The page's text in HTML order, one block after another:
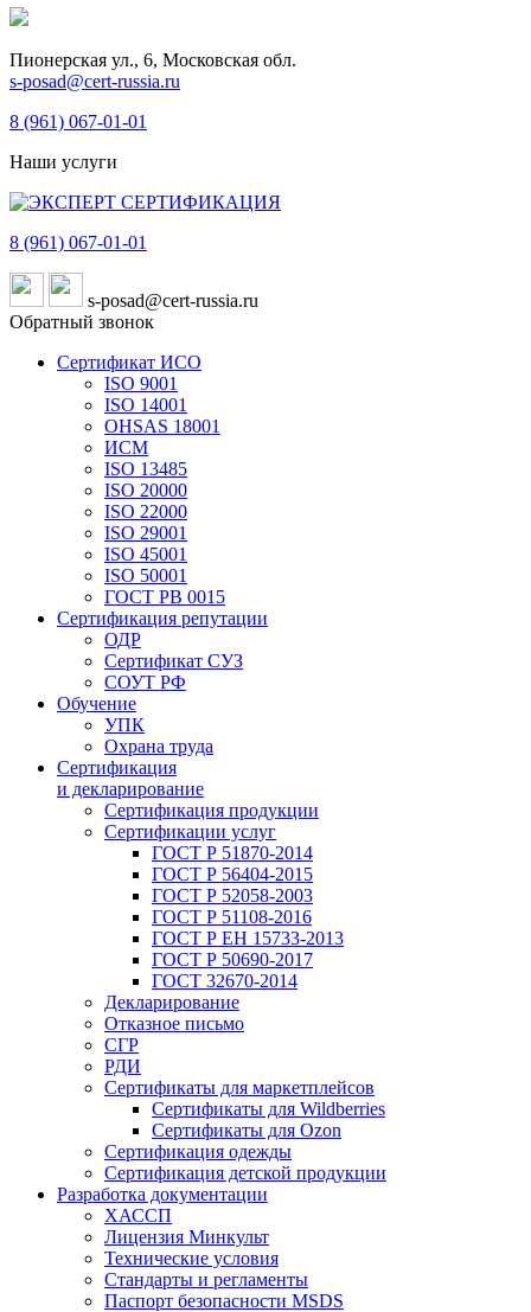
Пионерская ул., 6, Московская обл.
s-posad@cert-russia.ru
8 (961) 067-01-01
Наши услуги
8 (961) 067-01-01
s-posad@cert-russia.ru
Обратный звонок
Сертификат ИСО
ISO 9001
ISO 14001
OHSAS 18001
ИСМ
ISO 13485
ISO 20000
ISO 22000
ISO 29001
ISO 45001
ISO 50001
ГОСТ РВ 0015
Сертификация репутации
ОДР
Сертификат СУЗ
СОУТ РФ
Обучение
УПК
Охрана труда
Сертификация
и декларирование
Сертификация продукции
Сертификации услуг
ГОСТ Р 51870-2014
ГОСТ Р 56404-2015
ГОСТ Р 52058-2003
ГОСТ Р 51108-2016
ГОСТ Р ЕН 15733-2013
ГОСТ Р 50690-2017
ГОСТ 32670-2014
Декларирование
Отказное письмо
СГР
РДИ
Сертификаты для маркетплейсов
Сертификаты для Wildberries
Сертификаты для Ozon
Сертификация одежды
Сертификация детской продукции
Разработка документации
ХАССП
Лицензия Минкульт
Технические условия
Стандарты и регламенты
Паспорт безопасности MSDS